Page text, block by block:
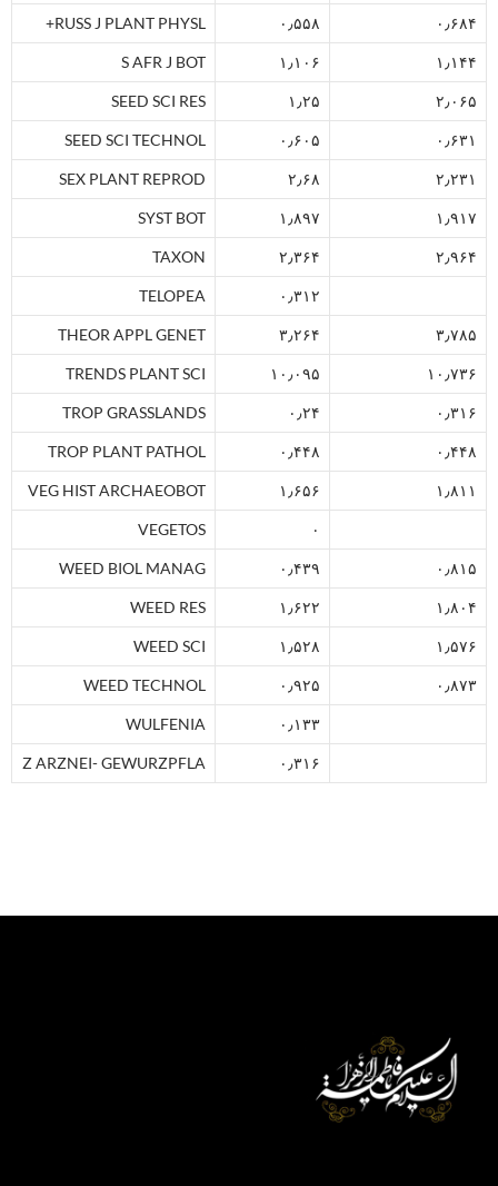
۰٫۶۸۴ ۰٫۵۵۸ RUSS J PLANT PHYSL+
۱٫۱۴۴ ۱٫۱۰۶ S AFR J BOT
۲٫۰۶۵ ۱٫۲۵ SEED SCI RES
۰٫۶۳۱ ۰٫۶۰۵ SEED SCI TECHNOL
۲٫۲۳۱ ۲٫۶۸ SEX PLANT REPROD
۱٫۹۱۷ ۱٫۸۹۷ SYST BOT
۲٫۹۶۴ ۲٫۳۶۴ TAXON
۰٫۳۱۲ TELOPEA
۳٫۷۸۵ ۳٫۲۶۴ THEOR APPL GENET
۱۰٫۷۳۶ ۱۰٫۰۹۵ TRENDS PLANT SCI
۰٫۳۱۶ ۰٫۲۴ TROP GRASSLANDS
۰٫۴۴۸ ۰٫۴۴۸ TROP PLANT PATHOL
۱٫۸۱۱ ۱٫۶۵۶ VEG HIST ARCHAEOBOT
۰ VEGETOS
۰٫۸۱۵ ۰٫۴۳۹ WEED BIOL MANAG
۱٫۸۰۴ ۱٫۶۲۲ WEED RES
۱٫۵۷۶ ۱٫۵۲۸ WEED SCI
۰٫۸۷۳ ۰٫۹۲۵ WEED TECHNOL
۰٫۱۳۳ WULFENIA
۰٫۳۱۶ Z ARZNEI- GEWURZPFLA